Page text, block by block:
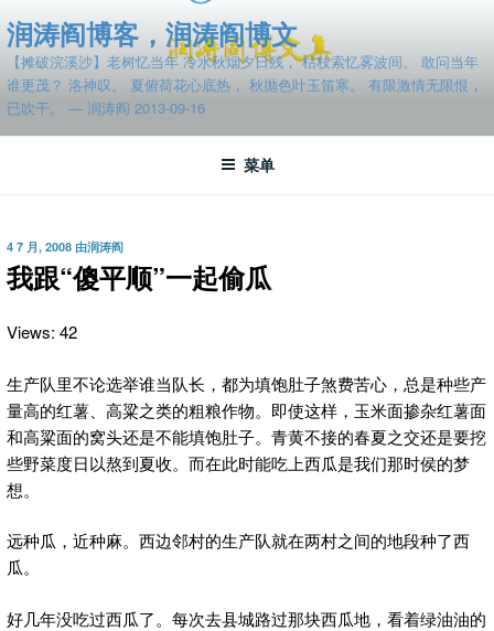
至
容
润涛阎博客，润涛阎博文
【摊破浣溪沙】老树忆当年 冷水秋烟夕日残， 枯枝索忆雾波间。 敢问当年
谁更茂？ 洛神叹。 夏俯荷花心底热， 秋抛色叶玉笛寒。 有限激情无限恨，
已吹干。 — 润涛阎 2013-09-16
菜单
发
布
于
4 7 月, 2008 由润涛阎
我跟“傻平顺”一起偷瓜
Views: 42
生产队里不论选举谁当队长，都为填饱肚子煞费苦心，总是种些产
量高的红薯、高粱之类的粗粮作物。即使这样，玉米面掺杂红薯面
和高粱面的窝头还是不能填饱肚子。青黄不接的春夏之交还是要挖
些野菜度日以熬到夏收。而在此时能吃上西瓜是我们那时侯的梦
想。
远种瓜，近种麻。西边邻村的生产队就在两村之间的地段种了西
瓜。
好几年没吃过西瓜了。每次去县城路过那块西瓜地，看着绿油油的